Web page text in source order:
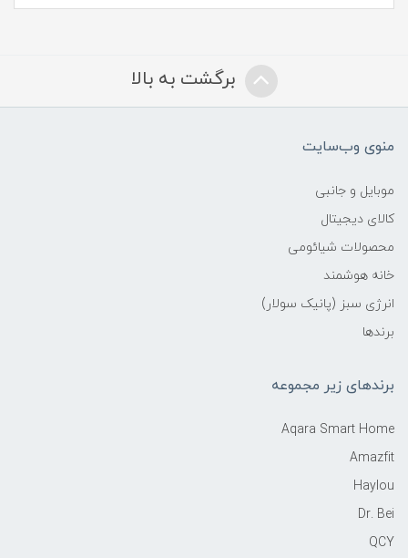
برگشت به بالا
منوی وب‌سایت
موبایل و جانبی
کالای دیجیتال
محصولات شیائومی
خانه هوشمند
انرژی سبز (پانیک سولار)
برندها
برندهای زیر مجموعه
Aqara Smart Home
Amazfit
Haylou
Dr. Bei
QCY